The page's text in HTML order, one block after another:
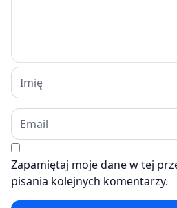
Zapamiętaj moje dane w tej
pisania kolejnych komentarzy.